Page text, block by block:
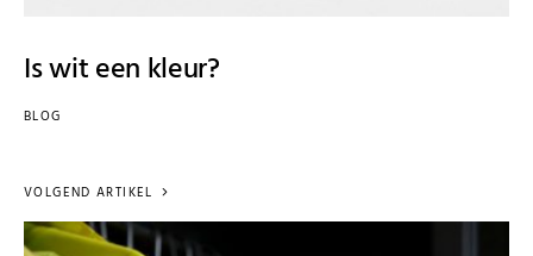
Is wit een kleur?
BLOG
VOLGEND ARTIKEL